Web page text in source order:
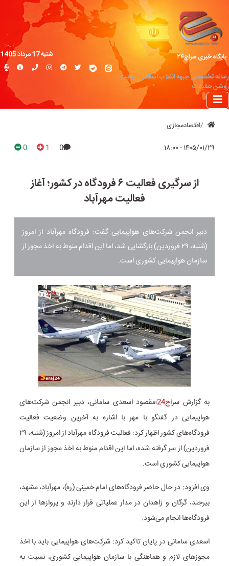
پایگاه خبری سراج۲۴
رسانه تخصصی جبهه انقلاب اسلامی؛ روایت
روشن حقیقت
شنبه 17 مرداد 1405
اقتصادمجازی
۱۴۰۵/۰۱/۲۹ - ۱۸:۰۰ 0
1
0
از سرگیری فعالیت ۶ فرودگاه در کشور؛ آغاز
فعالیت مهرآباد
دبیر انجمن شرکت‌های هواپیمایی گفت: فرودگاه مهرآباد از امروز
(شنبه، ۲۹ فروردین) بازگشایی شد، اما این اقدام منوط به اخذ مجوز از
سازمان هواپیمایی کشوری است.
به گزارش سراج24
؛مقصود اسعدی سامانی، دبیر انجمن شرکت‌های
هواپیمایی در گفتگو با مهر با اشاره به آخرین وضعیت فعالیت
فرودگاه‌های کشور اظهار کرد: فعالیت فرودگاه مهرآباد از امروز (شنبه، ۲۹
فروردین) از سر گرفته شده، اما این اقدام منوط به اخذ مجوز از سازمان
هواپیمایی کشوری است.
وی افزود: در حال حاضر فرودگاه‌های امام خمینی (ره)، مهرآباد، مشهد،
بیرجند، گرگان و زاهدان در مدار عملیاتی قرار دارند و پروازها از این
فرودگاه‌ها انجام می‌شود.
اسعدی سامانی در پایان تاکید کرد: شرکت‌های هواپیمایی باید با اخذ
مجوزهای لازم و هماهنگی با سازمان هواپیمایی کشوری، نسبت به